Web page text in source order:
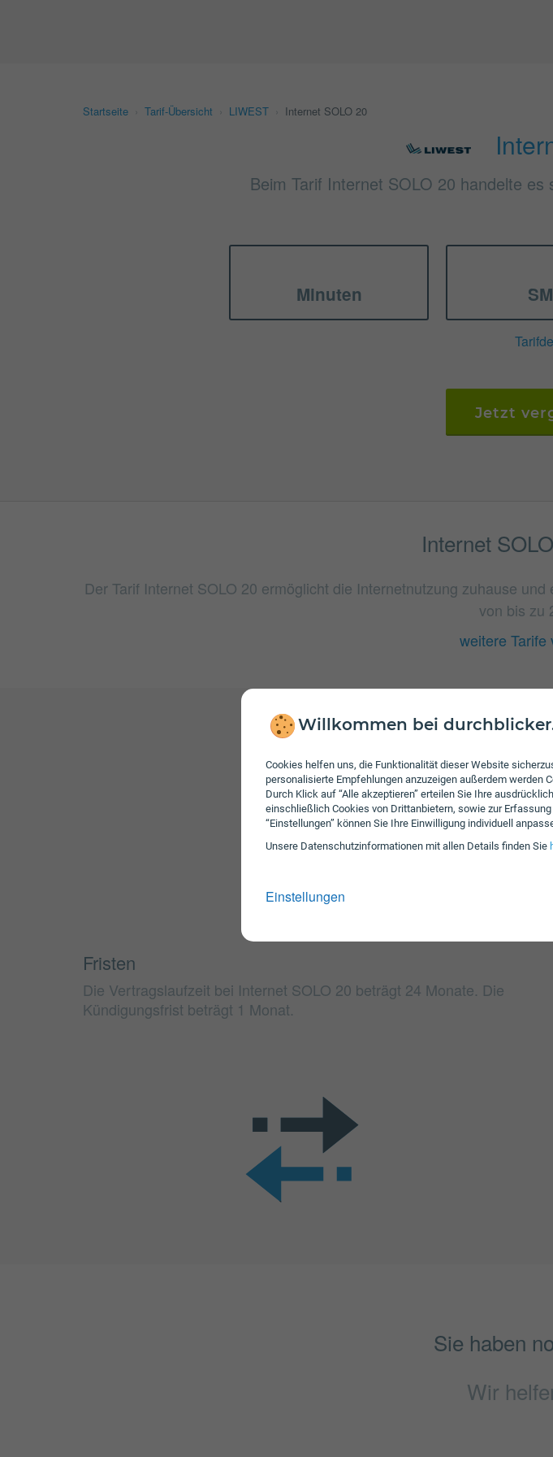
Willkommen bei
Cookies helfen uns, die Funktionalität dieser Website
personalisierte Empfehlungen anzuzeigen außerdem werden
Durch Klick auf “Alle akzeptieren” erteilen Sie Ihre
einschließlich Cookies von Drittanbietern, sowie zur
“Einstellungen” können Sie Ihre Einwilligung individuell
Unsere Daten­schutz­informationen mit allen Details finden Sie
Einstellungen
Startseite Tarif-Übersicht LIWEST Internet SOLO 20
Beim Tarif Internet SOLO 20 handelte
Minuten
Jetzt
Internet
Der Tarif Internet SOLO 20 ermöglicht die Internetnutzung zuhause
von bis zu
weitere Tarife
Fristen
Die Vertragslaufzeit bei Internet SOLO 20 beträgt 24 Monate. Die
Kündigungsfrist beträgt 1 Monat.
Sie haben
Wir